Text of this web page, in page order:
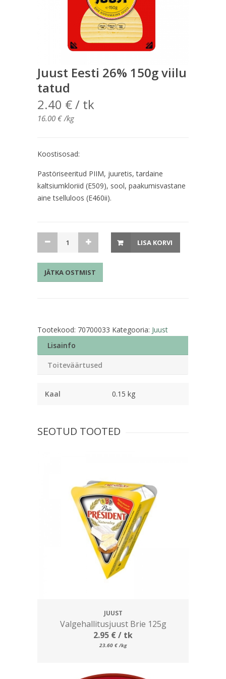
Juust Eesti 26% 150g viilu
tatud
2.40 €/ tk
16.00€ /kg
Koostisosad:
Pastöriseeritud PIIM, juuretis, tardaine
kaltsiumkloriid (E509), sool, paakumisvastane
aine tselluloos (E460ii).
26%
150g
LISA KORVI
JÄTKA OSTMIST
Tootekood: 70700033 Kategooria: Juust
Lisainfo
Toiteväärtused
Kaal 0.15 kg
SEOTUD TOOTED
JUUST
Valgehallitusjuust Brie 125g
2.95 €/ tk
23.60 € /kg